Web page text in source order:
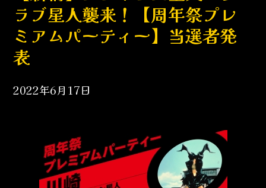
ラブ星人襲来！【周年祭プレ
ミアムパーティー】当選者発
表
2022年6月17日